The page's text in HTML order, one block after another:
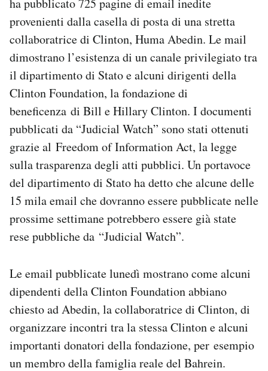
ha pubblicato 725 pagine di email inedite
provenienti dalla casella di posta di una stretta
collaboratrice di Clinton, Huma Abedin. Le mail
dimostrano l’esistenza di un canale privilegiato tra
il dipartimento di Stato e alcuni dirigenti della
Clinton Foundation, la fondazione di
beneficenza di Bill e Hillary Clinton. I documenti
pubblicati da “Judicial Watch” sono stati ottenuti
grazie al Freedom of Information Act, la legge
sulla trasparenza degli atti pubblici. Un portavoce
del dipartimento di Stato ha detto che alcune delle
15 mila email che dovranno essere pubblicate nelle
prossime settimane potrebbero essere già state
rese pubbliche da “Judicial Watch”.
Le email pubblicate lunedì mostrano come alcuni
dipendenti della Clinton Foundation abbiano
chiesto ad Abedin, la collaboratrice di Clinton, di
organizzare incontri tra la stessa Clinton e alcuni
importanti donatori della fondazione, per esempio
un membro della famiglia reale del Bahrein.